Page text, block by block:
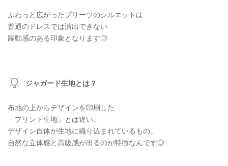
ふわっと広がったプリーツのシルエットは
普通のドレスでは演出できない
躍動感のある印象となります◎
ジャガード生地とは？
布地の上からデザインを印刷した
「プリント生地」とは違い、
デザイン自体が生地に織り込まれているもの。
自然な立体感と高級感が出るのが特徴なんです◎